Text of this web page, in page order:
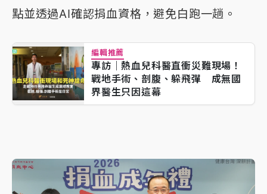
點並透過AI確認捐血資格，避免白跑一趟。
編輯推薦
專訪｜熱血兒科醫直衝災難現場！
戰地手術、剖腹、躲飛彈 成無國
界醫生只因這幕